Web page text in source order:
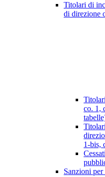
Titolari di
di direzione
co. 1,
1-bis,
Sanzioni